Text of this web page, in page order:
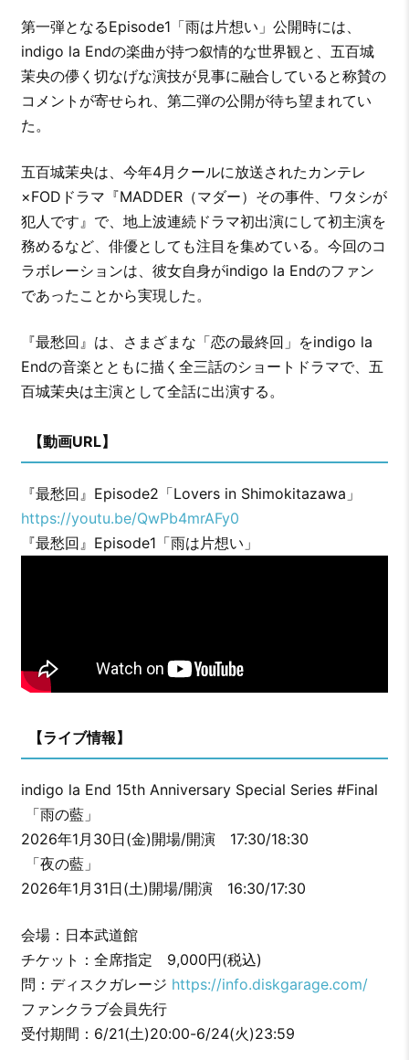
第一弾となるEpisode1「雨は片想い」公開時には、
indigo la Endの楽曲が持つ叙情的な世界観と、五百城
茉央の儚く切なげな演技が見事に融合していると称賛の
コメントが寄せられ、第二弾の公開が待ち望まれてい
た。
五百城茉央は、今年4月クールに放送されたカンテレ
×FODドラマ『MADDER（マダー）その事件、ワタシが
犯人です』で、地上波連続ドラマ初出演にして初主演を
務めるなど、俳優としても注目を集めている。今回のコ
ラボレーションは、彼女自身がindigo la Endのファン
であったことから実現した。
『最愁回』は、さまざまな「恋の最終回」をindigo la
Endの音楽とともに描く全三話のショートドラマで、五
百城茉央は主演として全話に出演する。
【動画URL】
『最愁回』Episode2「Lovers in Shimokitazawa」
https://youtu.be/QwPb4mrAFy0
『最愁回』Episode1「雨は片想い」
【ライブ情報】
indigo la End 15th Anniversary Special Series #Final
「雨の藍」
2026年1月30日(金)開場/開演 17:30/18:30
「夜の藍」
2026年1月31日(土)開場/開演 16:30/17:30
会場：日本武道館
チケット：全席指定 9,000円(税込)
問：ディスクガレージ https://info.diskgarage.com/
ファンクラブ会員先行
受付期間：6/21(土)20:00-6/24(火)23:59